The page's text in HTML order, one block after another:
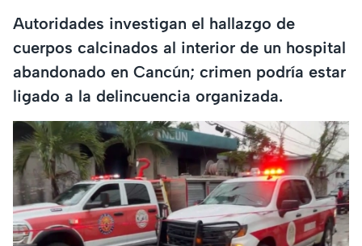
Autoridades investigan el hallazgo de
cuerpos calcinados al interior de un hospital
abandonado en Cancún; crimen podría estar
ligado a la delincuencia organizada.